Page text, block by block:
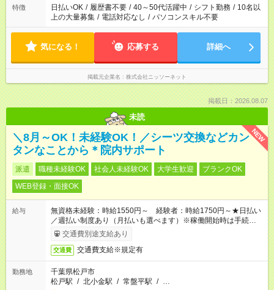
特徴 日払いOK / 履歴書不要 / 40～50代活躍中 / シフト勤務 / 10名以
上の大量募集 / 電話対応なし / パソコンスキル不要
気になる！ 応募する 詳細へ
掲載元企業名 株式会社ニッソーネット
掲載日：2026.08.07
未読
NEW
＼8月～OK！未経験OK！／シーツ交換などカン
タンなことから＊院内サポート
派遣 職種未経験OK 社会人未経験OK 大学生歓迎
ブランクOK
WEB登録・面接OK
給与
無資格未経験：時給1550円～ 経験者：時給1750円～★日払い
／週払い制度あり（月払いも選べます）※稼働開始時は手続き完
了次第のお支払いとなります。
交通費別途支給あり
交通費 交通費支給※規定有
勤務地
千葉県松戸市
松戸駅 / 北小金駅 / 常盤平駅 / …